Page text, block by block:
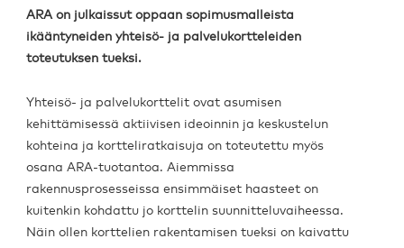
ARA on julkaissut oppaan sopimusmalleista
ikääntyneiden yhteisö- ja palvelukortteleiden
toteutuksen tueksi.
Yhteisö- ja palvelukorttelit ovat asumisen
kehittämisessä aktiivisen ideoinnin ja keskustelun
kohteina ja kortteliratkaisuja on toteutettu myös
osana ARA-tuotantoa. Aiemmissa
rakennusprosesseissa ensimmäiset haasteet on
kuitenkin kohdattu jo korttelin suunnitteluvaiheessa.
Näin ollen korttelien rakentamisen tueksi on kaivattu